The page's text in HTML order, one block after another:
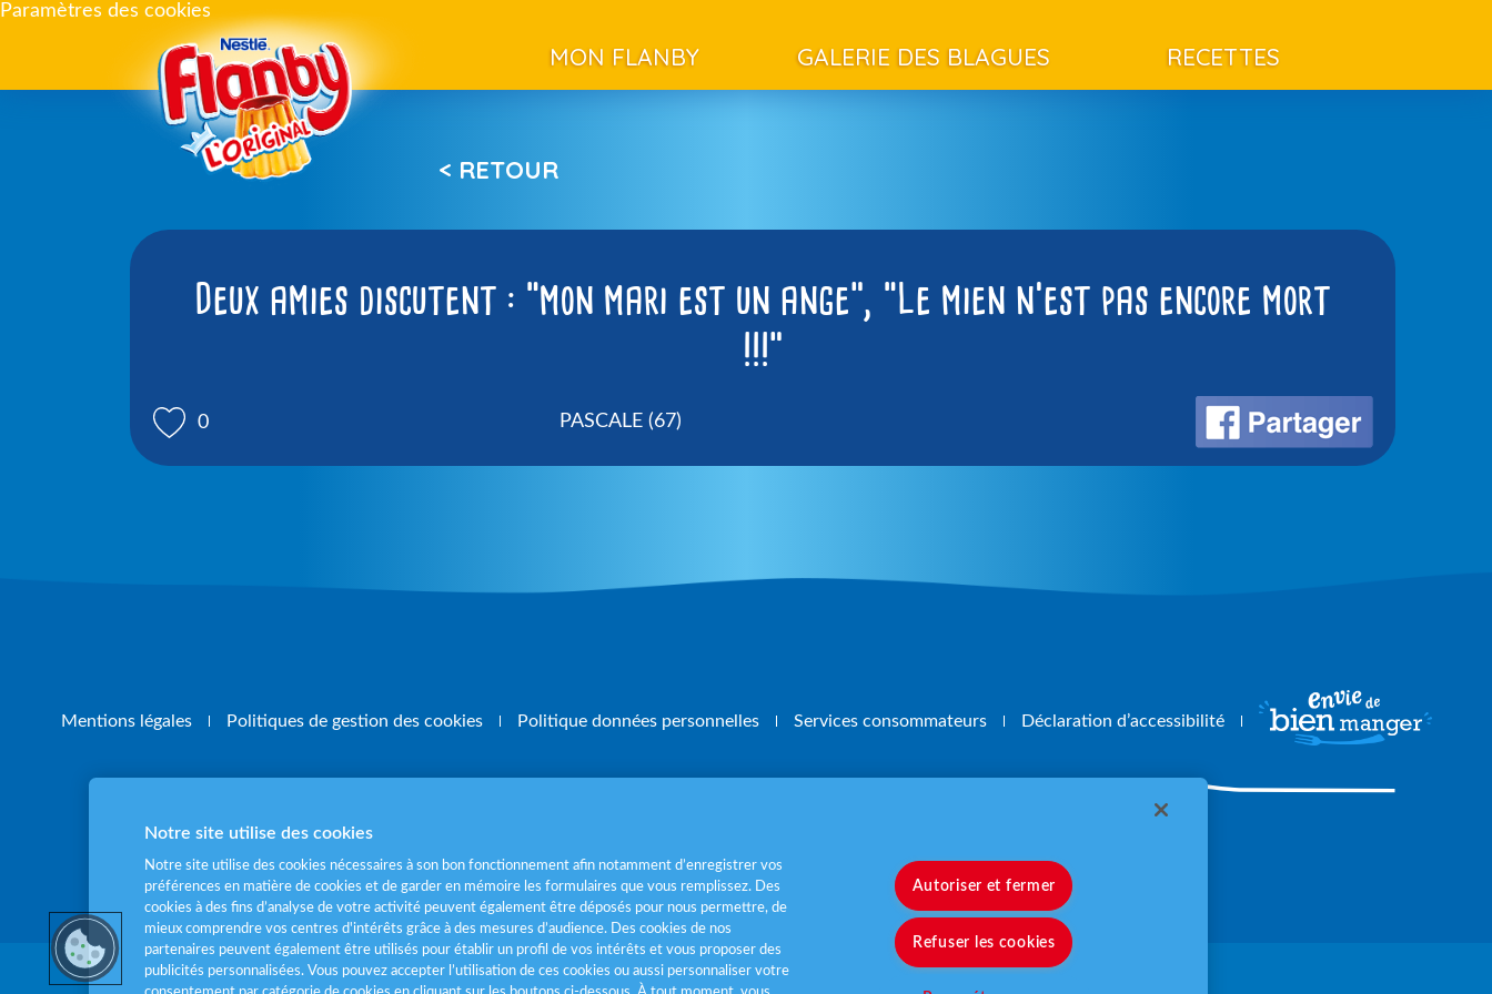
Paramètres des cookies
MON FLANBY GALERIE DES BLAGUES RECETTES
< RETOUR
Deux amies discutent : “mon mari est un ange”, “Le mien n’est pas encore mort
!!!”
0 PASCALE (67)
Mentions légales Politiques de gestion des cookies Politique données personnelles Services consommateurs Déclaration d’accessibilité
Pour votre santé, mangez 5 fruits et légumes par jourwww.mangerbouger.fr
Notre site utilise des cookies
Notre site utilise des cookies nécessaires à son bon fonctionnement afin notamment d’enregistrer vos
préférences en matière de cookies et de garder en mémoire les formulaires que vous remplissez. Des
cookies à des fins d’analyse de votre activité peuvent également être déposés pour nous permettre, de
mieux comprendre vos centres d'intérêts grâce à des mesures d’audience. Des cookies de nos
partenaires peuvent également être utilisés pour établir un profil de vos intérêts et vous proposer des
publicités personnalisées. Vous pouvez accepter l’utilisation de ces cookies ou aussi personnaliser votre
Autoriser et fermer
Refuser les cookies